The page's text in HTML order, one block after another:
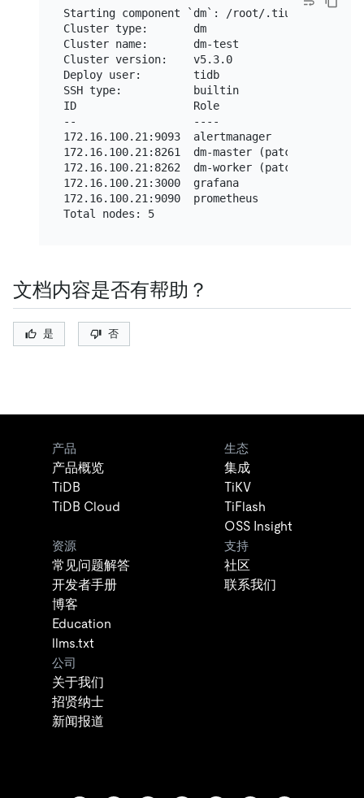
Starting component `dm`: /root/.tiup/
Cluster type:       dm
Cluster name:       dm-test
Cluster version:    v5.3.0
Deploy user:        tidb
SSH type:           builtin
ID                  Role                 Host
--                  ----                 ----
172.16.100.21:9093  alertmanager
172.16.100.21:8261  dm-master (patched)
172.16.100.21:8262  dm-worker (patched)
172.16.100.21:3000  grafana
172.16.100.21:9090  prometheus
Total nodes: 5
文档内容是否有帮助？
是 否
产品
产品概览
TiDB
TiDB Cloud
生态
集成
TiKV
TiFlash
OSS Insight
资源
常见问题解答
开发者手册
博客
Education
llms.txt
支持
社区
联系我们
公司
关于我们
招贤纳士
新闻报道